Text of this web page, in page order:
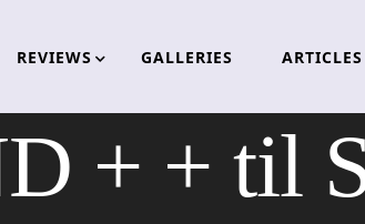
REVIEWS GALLERIES ARTICLES
+ + til